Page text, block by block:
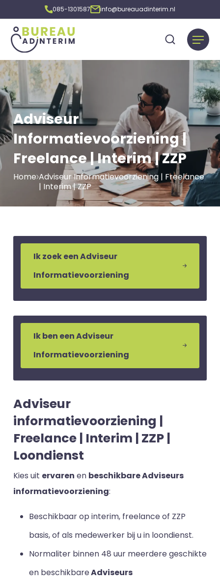
085-1301587 info@bureauadinterim.nl
Adviseur
Informatievoorziening |
Freelance | Interim | ZZP
Home Adviseur Informatievoorziening | Freelance
| Interim | ZZP
Ik zoek een Adviseur
Informatievoorziening
Ik ben een Adviseur
Informatievoorziening
Adviseur
informatievoorziening |
Freelance | Interim | ZZP |
Loondienst
Kies uit ervaren en beschikbare Adviseurs
informatievoorziening:
Beschikbaar op interim, freelance of ZZP
basis, of als medewerker bij u in loondienst.
Normaliter binnen 48 uur meerdere geschikte
en beschikbareAdviseurs